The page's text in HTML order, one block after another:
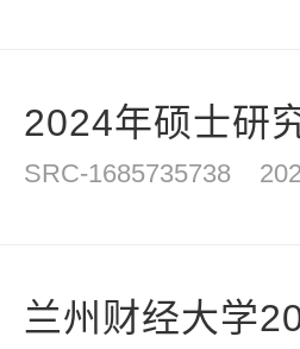
2024年硕士研
SRC-1685735738
兰州财经大学